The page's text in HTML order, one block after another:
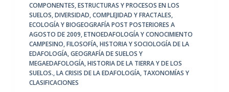
COMPONENTES, ESTRUCTURAS Y PROCESOS EN LOS
SUELOS,DIVERSIDAD, COMPLEJIDAD Y FRACTALES,
ECOLOGÍA Y BIOGEOGRAFÍA POST POSTERIORES A
AGOSTO DE 2009,ETNOEDAFOLOGÍA Y CONOCIMIENTO
CAMPESINO,FILOSOFÍA, HISTORIA Y SOCIOLOGÍA DE LA
EDAFOLOGÍA,GEOGRAFÍA DE SUELOS Y
MEGAEDAFOLOGÍA,HISTORIA DE LA TIERRA Y DE LOS
SUELOS.,LA CRISIS DE LA EDAFOLOGÍA, TAXONOMÍAS Y
CLASIFICACIONES